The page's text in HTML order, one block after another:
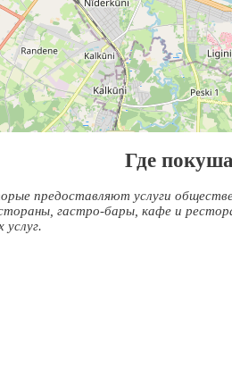
Где
предоставляют услуги
гастро-бары, кафе и